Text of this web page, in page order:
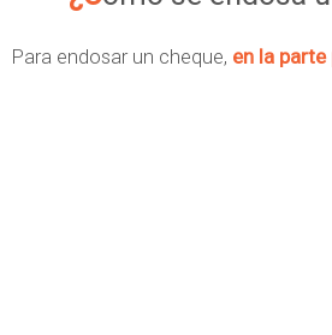
Para endosar un cheque, en la